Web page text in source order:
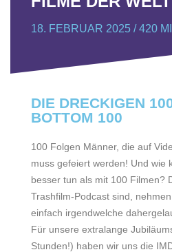
18. FEBRUAR 2025 / 420
DIE DRECKIGEN
BOTTOM 100
100 Folgen Männer, die auf
muss gefeiert werden! Und wie
besser tun als mit 100 Filmen?
Trashfilm-Podcast sind,
einfach irgendwelche
Für unsere extralange
Stunden!) haben wir uns die